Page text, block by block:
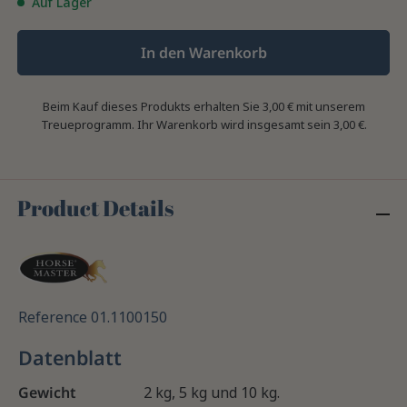
In den Warenkorb
Beim Kauf dieses Produkts erhalten Sie 3,00 €mit unserem
Treueprogramm. Ihr Warenkorb wird insgesamt sein 3,00 €.
Product Details
Reference 01.1100150
Datenblatt
Gewicht 2 kg, 5 kg und 10 kg.